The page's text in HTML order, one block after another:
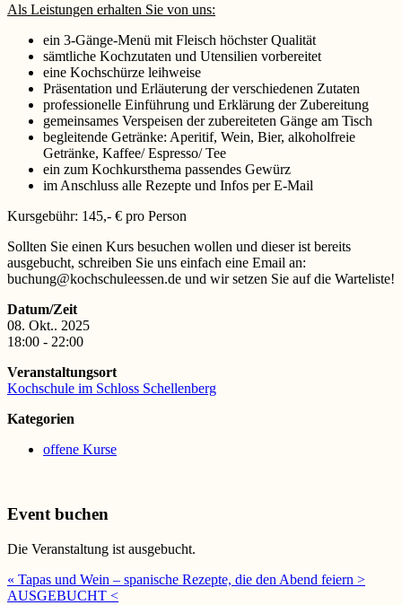
Als Leistungen erhalten Sie von uns:
ein 3-Gänge-Menü mit Fleisch höchster Qualität
sämtliche Kochzutaten und Utensilien vorbereitet
eine Kochschürze leihweise
Präsentation und Erläuterung der verschiedenen Zutaten
professionelle Einführung und Erklärung der Zubereitung
gemeinsames Verspeisen der zubereiteten Gänge am Tisch
begleitende Getränke: Aperitif, Wein, Bier, alkoholfreie
Getränke, Kaffee/ Espresso/ Tee
ein zum Kochkursthema passendes Gewürz
im Anschluss alle Rezepte und Infos per E-Mail
Kursgebühr: 145,- € pro Person
Sollten Sie einen Kurs besuchen wollen und dieser ist bereits
ausgebucht, schreiben Sie uns einfach eine Email an:
buchung@kochschuleessen.de und wir setzen Sie auf die Warteliste!
Datum/Zeit
08. Okt.. 2025
18:00 - 22:00
Veranstaltungsort
Kochschule im Schloss Schellenberg
Kategorien
offene Kurse
Event buchen
Die Veranstaltung ist ausgebucht.
« Tapas und Wein – spanische Rezepte, die den Abend feiern >
AUSGEBUCHT <